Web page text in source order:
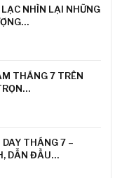
NHÌN LẠI NHỮNG
THÁNG 7 TRÊN
DAY THÁNG 7 –
DẪN ĐẦU…